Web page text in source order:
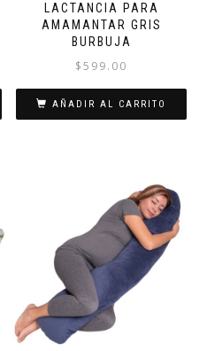
LACTANCIA PARA
AMAMANTAR GRIS
BURBUJA
$599.00
AÑADIR AL CARRITO